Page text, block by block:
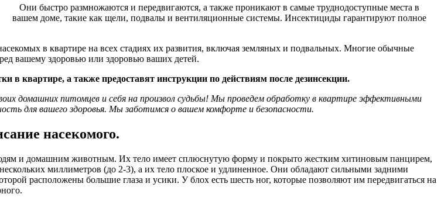
Они быстро размножаются и передвигаются, а также проникают в самые труднодоступные места в
вашем доме, такие как щели, подвалы и вентиляционные системы. Инсектициды гарантируют полное
в квартире на всех стадиях их развития, включая земляных и подвальных. Многие обычные
вашему здоровью или здоровью ваших детей.
квартире, а также предоставят инструкции по действиям после дезинсекции.
домашних питомцев и себя на произвол судьбы! Мы проведем обработку в квартире эффективными
для вашего здоровья. Мы заботимся о вашем комфорте и безопасности.
насекомого.
и домашним животным. Их тело имеет сплюснутую форму и покрыто жестким хитиновым панцирем,
миллиметров (до 2-3), а их тело плоское и удлиненное. Они обладают сильными задними
расположены большие глаза и усики. У блох есть шесть ног, которые позволяют им передвигаться на